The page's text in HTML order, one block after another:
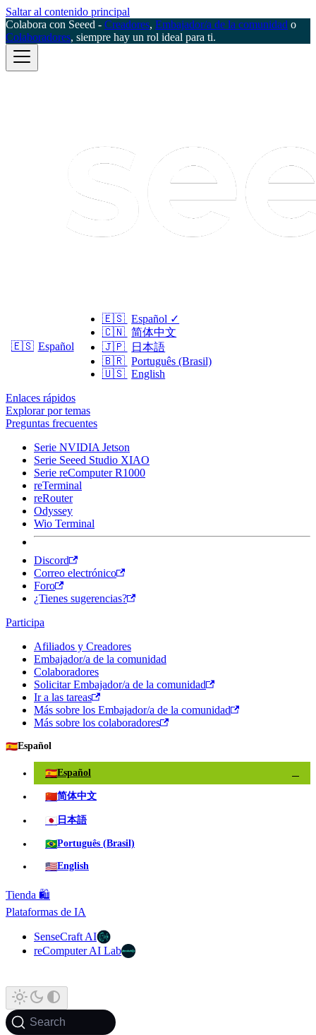
Saltar al contenido principal
Colabora con Seeed - Creadores, Embajador/a de la comunidad o
Colaboradores, siempre hay un rol ideal para ti.
🇪🇸 Español
🇪🇸 Español ✓
🇨🇳 简体中文
🇯🇵
日本語
🇧🇷 Português (Brasil)
🇺🇸 English
Enlaces rápidos
Explorar por temas
Preguntas frecuentes
Serie NVIDIA Jetson
Serie Seeed Studio XIAO
Serie reComputer R1000
reTerminal
reRouter
Odyssey
Wio Terminal
Discord
Correo electrónico
Foro
¿Tienes sugerencias?
Participa
Afiliados y Creadores
Embajador/a de la comunidad
Colaboradores
Solicitar Embajador/a de la comunidad
Ir a las tareas
Más sobre los Embajador/a de la comunidad
Más sobre los colaboradores
🇪🇸Español
🇪🇸Español
🇨🇳简体中文
🇯🇵 日本語
🇧🇷Português (Brasil)
🇺🇸English
Tienda 🛍️
Plataformas de IA
SenseCraft AI
reComputer AI Lab
Search